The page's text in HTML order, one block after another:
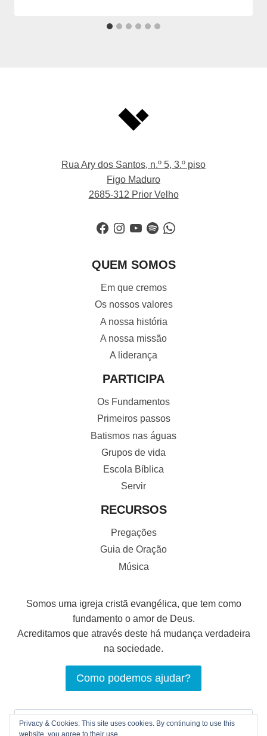
Rua Ary dos Santos, n.º 5, 3.º piso
Figo Maduro
2685-312 Prior Velho
Facebook
Instagram
YouTube
SpotifyWhatsApp
QUEM SOMOS
Em que cremos
Os nossos valores
A nossa história
A nossa missão
A liderança
PARTICIPA
Os Fundamentos
Primeiros passos
Batismos nas águas
Grupos de vida
Escola Bíblica
Servir
RECURSOS
Pregações
Guia de Oração
Música
Somos uma igreja cristã evangélica, que tem como
fundamento o amor de Deus.
Acreditamos que através deste há mudança verdadeira
na sociedade.
Como podemos ajudar?
Pesquisar
por:
Privacy & Cookies: This site uses cookies. By continuing to use this
website, you agree to their use.